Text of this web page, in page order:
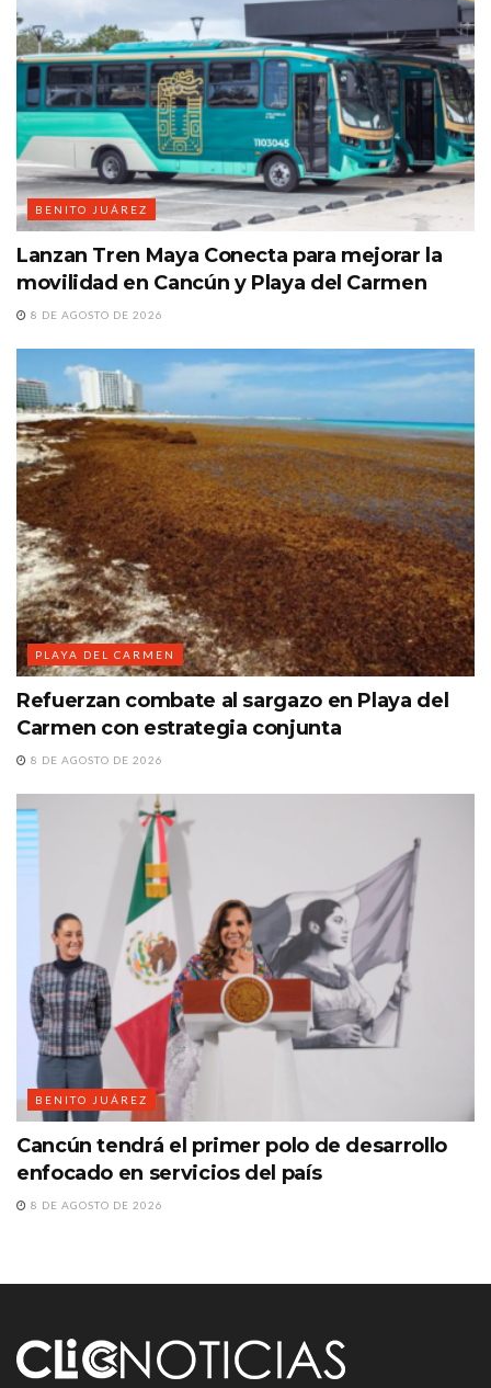
BENITO JUÁREZ
Lanzan Tren Maya Conecta para mejorar la
movilidad en Cancún y Playa del Carmen
8 DE AGOSTO DE 2026
PLAYA DEL CARMEN
Refuerzan combate al sargazo en Playa del
Carmen con estrategia conjunta
8 DE AGOSTO DE 2026
BENITO JUÁREZ
Cancún tendrá el primer polo de desarrollo
enfocado en servicios del país
8 DE AGOSTO DE 2026